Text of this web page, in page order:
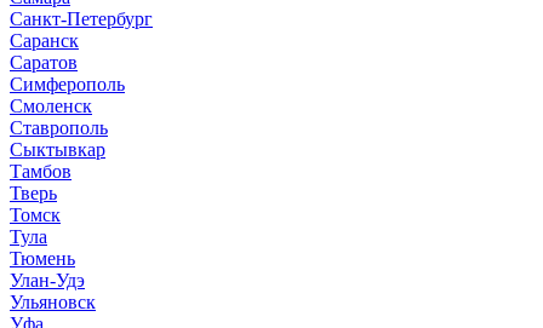
Санкт-Петербург
Саранск
Саратов
Симферополь
Смоленск
Ставрополь
Сыктывкар
Тамбов
Тверь
Томск
Тула
Тюмень
Улан-Удэ
Ульяновск